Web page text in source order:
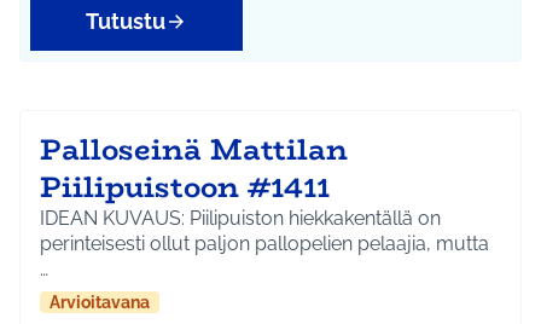
Tutustu
Palloseinä Mattilan
Piilipuistoon #1411
IDEAN KUVAUS: Piilipuiston hiekkakentällä on
perinteisesti ollut paljon pallopelien pelaajia, mutta
…
Arvioitavana